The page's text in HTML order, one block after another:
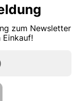
zum Newsletter
Einkauf!